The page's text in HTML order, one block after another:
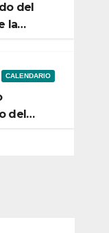
del
la
CALENDARIO
del